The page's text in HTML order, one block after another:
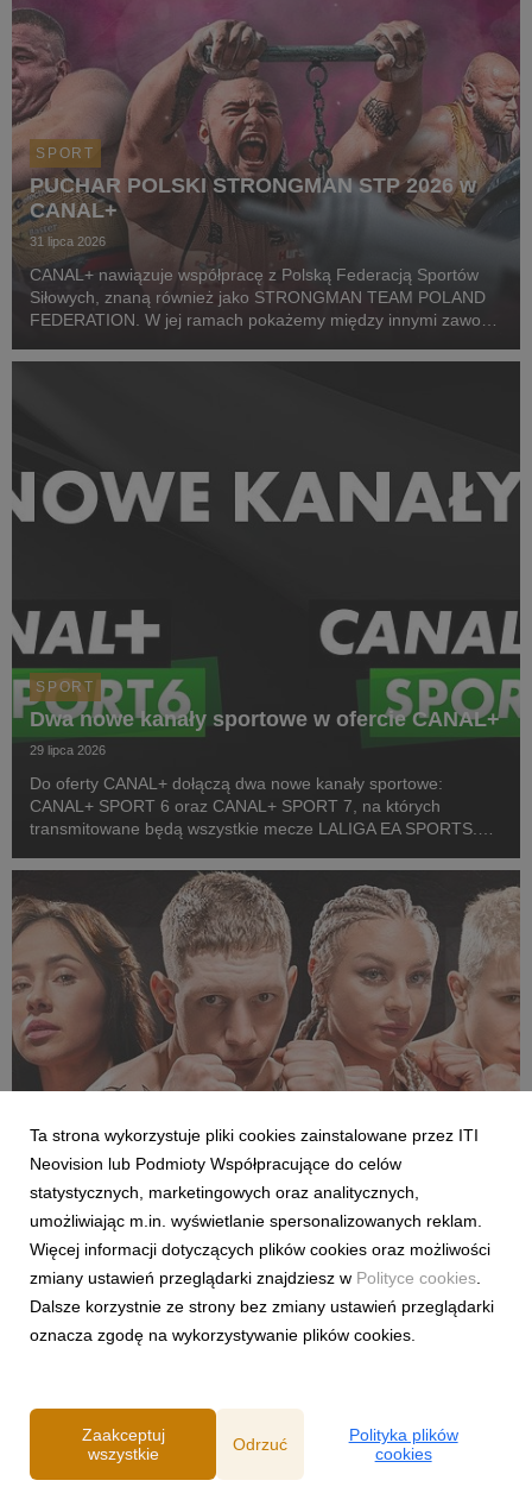
SPORT
PUCHAR POLSKI STRONGMAN STP 2026 w
CANAL+
31 lipca 2026
CANAL+ nawiązuje współpracę z Polską Federacją Sportów
Siłowych, znaną również jako STRONGMAN TEAM POLAND
FEDERATION. W jej ramach pokażemy między innymi zawody
Pierwszym wydarzeniem prezentowanym w CANAL+ SPORT 5
SPORT
Dwa nowe kanały sportowe w ofercie CANAL+
29 lipca 2026
Do oferty CANAL+ dołączą dwa nowe kanały sportowe:
CANAL+ SPORT 6 oraz CANAL+ SPORT 7, na których
transmitowane będą wszystkie mecze LALIGA EA SPORTS.
pierwszej kolejki sezonu 2026/27 ligi hiszpańskiej, po formaln...
SPORT
Pełne walki półfinałowe „Projekt Fighter” już
w serwisie streamingowym CANAL+
29 lipca 2026
W serwisie streamingowym CANAL+ opublikowano dodatkowy,
bonusowy odcinek programu „Projekt Fighter”. Odpowiadając
na oczekiwania fanów MMA, CANAL+ udostępnił pełny
Ta strona wykorzystuje pliki cookies zainstalowane przez ITI
Neovision lub Podmioty Współpracujące do celów
statystycznych, marketingowych oraz analitycznych,
umożliwiając m.in. wyświetlanie spersonalizowanych reklam.
Więcej informacji dotyczących plików cookies oraz możliwości
zmiany ustawień przeglądarki znajdziesz w Polityce cookies
Dalsze korzystnie ze strony bez zmiany ustawień przeglądarki
oznacza zgodę na wykorzystywanie plików cookies.
Zaakceptuj
wszystkie
Odrzuć
Polityka plików
cookies